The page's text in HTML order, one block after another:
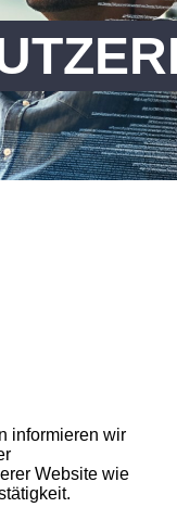
informieren wir
Website wie